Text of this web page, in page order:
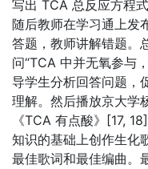
写出 TCA 总反应方程
随后教师在学习通上发
答题，教师讲解错题。
问“TCA 中并无氧参与
导学生分析回答问题，
理解。然后播放京大学
《TCA 有点酸》[17,
知识的基础上创作生化
最佳歌词和最佳编曲。